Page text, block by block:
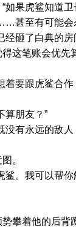
果虎鲨知道卫
至有可能会
砸了白典的房
这笔账会优先
要跟虎鲨合作
朋友？”
有永远的敌人
。
。我可以帮你
着他的后背